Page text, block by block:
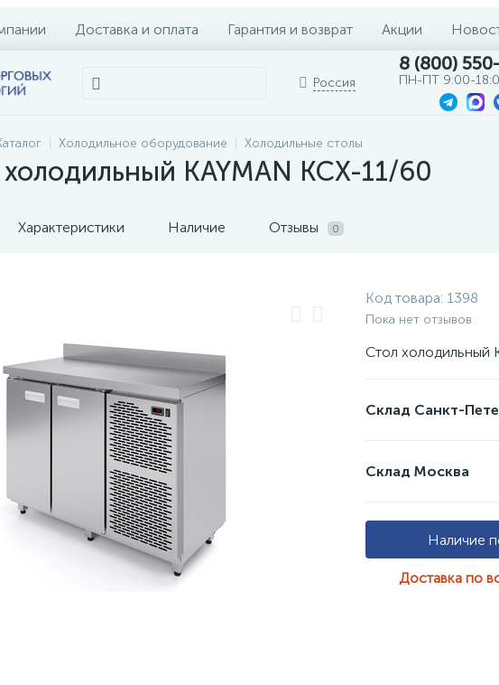
Доставка и оплата Гарантия и возврат Акции
Россия
8 (800)
ПН-ПТ 9:00-
Холодильное оборудование Холодильные столы
KAYMAN КСХ-11/60
Характеристики Наличие Отзывы 0
Код товара: 1398
Пока нет отзывов
Стол холодильный
Склад Санкт-
Склад Москва
Наличие
Доставка по